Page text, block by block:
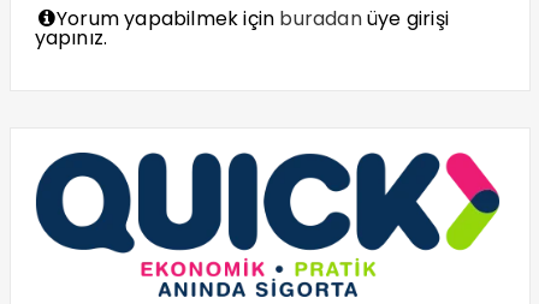
Yorum yapabilmek için buradanüye girişi
yapınız.